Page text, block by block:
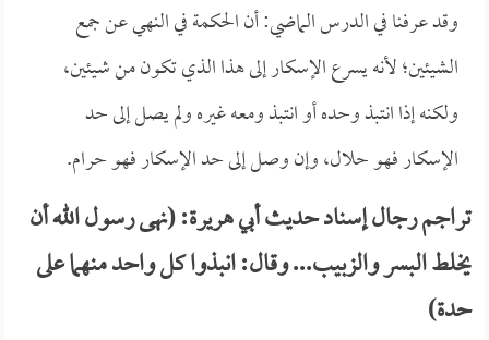
وقد عرفنا في الدرس الماضي: أن الحكمة في النهي عن جمع
الشيئين؛ لأنه يسرع الإسكار إلى هذا الذي تكون من شيئين،
ولكنه إذا انتبذ وحده أو انتبذ ومعه غيره ولم يصل إلى حد
الإسكار فهو حلال، وإن وصل إلى حد الإسكار فهو حرام.
تراجم رجال إسناد حديث أبي هريرة: (نهى رسول الله أن
يخلط البسر والزبيب... وقال: انبذوا كل واحد منهما على
حدة)